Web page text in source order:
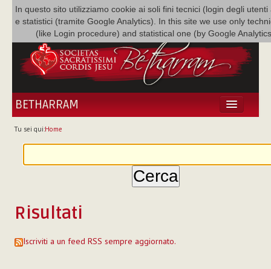
In questo sito utilizziamo cookie ai soli fini tecnici (login degli utenti
e statistici (tramite Google Analytics). In this site we use only
(like Login procedure) and statistical one (by Google
BETHARRAM
HOME
ATTUALITÀ
NEF
MEDIATECA
P. AUGUSTO ETCHECOPAR
Tu sei qui:Home
Risultati
Iscriviti a un feed RSS sempre aggiornato.